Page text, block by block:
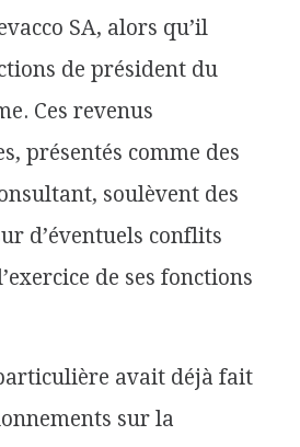
SA, alors qu’il
de président du
Ces revenus
présentés comme des
soulèvent des
d’éventuels conflits
de ses fonctions
avait déjà fait
sur la